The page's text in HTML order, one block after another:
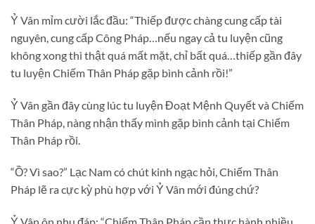
Ỷ Vân mỉm cười lắc đầu: “Thiếp được chàng cung cấp tài
nguyên, cung cấp Công Pháp…nếu ngay cả tu luyện cũng
không xong thì thật quá mất mặt, chỉ bất quá…thiếp gần đây
tu luyện Chiếm Thân Pháp gặp bình cảnh rồi!”
Ỷ Vân gần đây cùng lúc tu luyện Đoạt Mệnh Quyết và Chiếm
Thân Pháp, nàng nhận thấy mình gặp bình cảnh tại Chiếm
Thân Pháp rồi.
“Ồ? Vì sao?” Lạc Nam có chút kinh ngạc hỏi, Chiếm Thân
Pháp lẽ ra cực kỳ phù hợp với Ỷ Vân mới đúng chứ?